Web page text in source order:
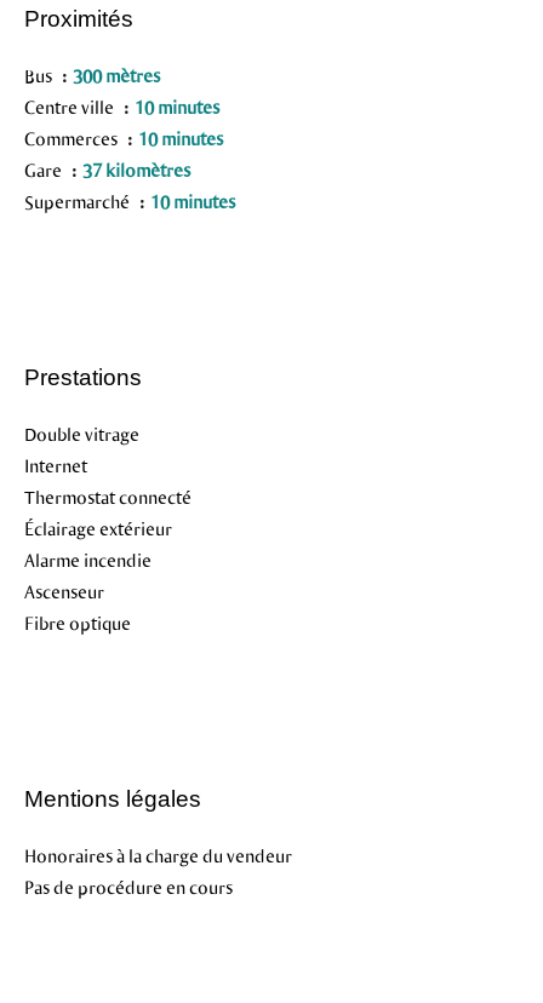
Proximités
Bus
300 mètres
Centre ville
10 minutes
Commerces
10 minutes
Gare
37 kilomètres
Supermarché
10 minutes
Prestations
Double vitrage
Internet
Thermostat connecté
Éclairage extérieur
Alarme incendie
Ascenseur
Fibre optique
Mentions légales
Honoraires à la charge du vendeur
Pas de procédure en cours